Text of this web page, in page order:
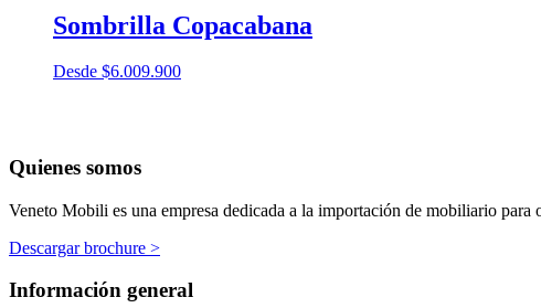
Sombrilla Copacabana
Desde $6.009.900
Quienes somos
Veneto Mobili es una empresa dedicada a la importación de mobiliario
Descargar brochure >
Información general